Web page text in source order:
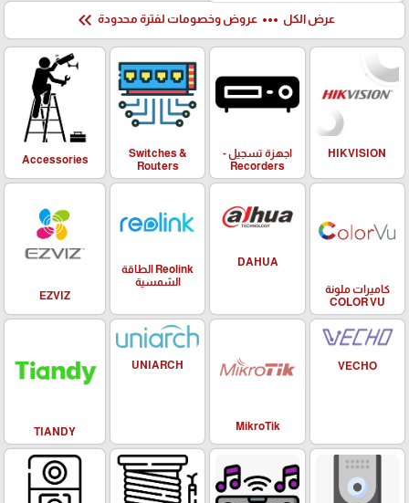
عرض الكل more_horiz عروض وخصومات لفترة محدودة keyboard_double_arrow_left
HIKVISION
اجهزة تسجيل -
Recorders
Switches &
Routers
Accessories
كاميرات ملونة
COLOR VU
DAHUA
Reolink الطاقة
الشمسية
EZVIZ
VECHO
MikroTik
UNIARCH
TIANDY